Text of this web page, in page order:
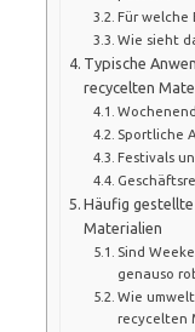
Für welche
Wie sieht
Typische
recycelten
Sportliche
Festivals
Häufig gestellte
Materialien
Sind
genauso
Wie
recycelten